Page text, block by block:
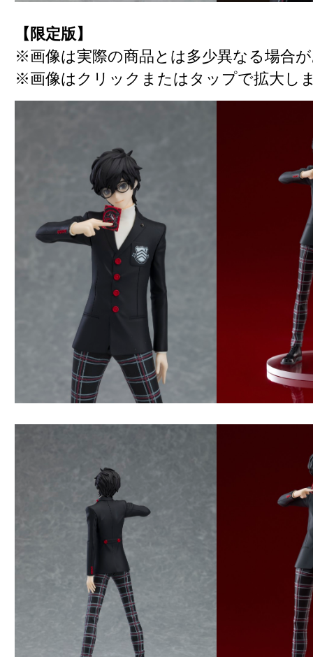
【限定版】
※画像は実際の商品とは多少異なる場合
※画像はクリックまたはタップで拡大し